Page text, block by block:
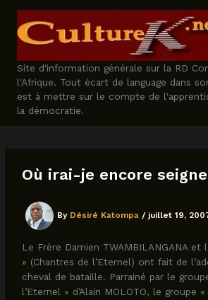
content
Site d'information générale sur la RD
l'Afrique. Tout écart de language dans
est à mettre sur le compte de
la démocratie.
Où irai-je encore
By Désiré Katompa / juillet 19,
Le Frère Damien TWAMBILANGANA et
» (Chantres de l’Eternel) ont fait de
cheval de bataille. Parrainé par le
l’Eternel » d’Alain MOLOTO, le groupe